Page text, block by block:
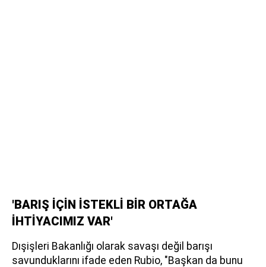
'BARIŞ İÇİN İSTEKLİ BİR ORTAĞA
İHTİYACIMIZ VAR'
Dışişleri Bakanlığı olarak savaşı değil barışı
savunduklarını ifade eden Rubio, "Başkan da bunu